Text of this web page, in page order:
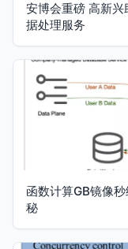
安博会重磅 高新
据处理服务
函数计算GB镜像
秘